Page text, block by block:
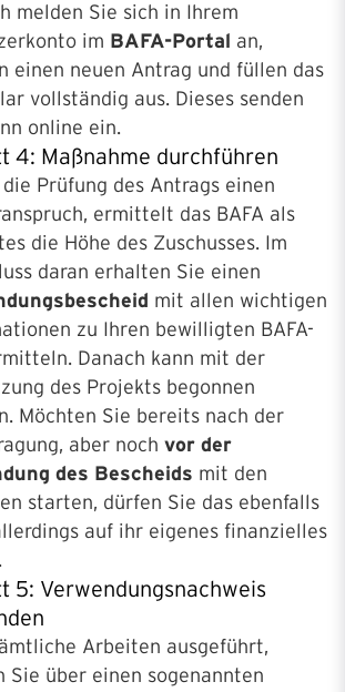
melden Sie sich in Ihrem
im BAFA-Portal an,
einen neuen Antrag und füllen das
vollständig aus. Dieses senden
online ein.
4: Maßnahme durchführen
Prüfung des Antrags einen
ermittelt das BAFA als
die Höhe des Zuschusses. Im
daran erhalten Sie einen
mit allen wichtigen
zu Ihren bewilligten BAFA-
Danach kann mit der
des Projekts begonnen
Möchten Sie bereits nach der
aber noch vor der
des Bescheids mit den
starten, dürfen Sie das ebenfalls
auf ihr eigenes finanzielles
5: Verwendungsnachweis
Arbeiten ausgeführt,
Sie über einen sogenannten